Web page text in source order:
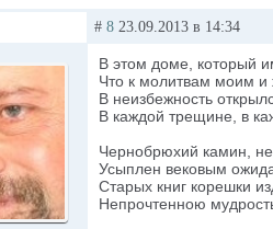
# 8 23.09.2013 в 14:34
В этом доме, который
Что к молитвам моим и
В неизбежность
В каждой трещине, в
Чернобрюхий камин,
Усыплен вековым
Старых книг корешки
Непрочтенною